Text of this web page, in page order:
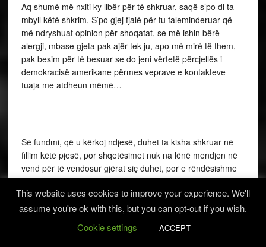
Aq shumë më nxiti ky libër për të shkruar, saqë s’po di ta
mbyll këtë shkrim, S’po gjej fjalë për tu faleminderuar që
më ndryshuat opinion për shoqatat, se më ishin bërë
alergji, mbase gjeta pak ajër tek ju, apo më mirë të them,
pak besim për të besuar se do jeni vërtetë përcjellës i
demokracisë amerikane përmes veprave e kontakteve
tuaja me atdheun mëmë…
Së fundmi, që u kërkoj ndjesë, duhet ta kisha shkruar në
fillim këtë pjesë, por shqetësimet nuk na lënë mendjen në
vend për të vendosur gjërat siç duhet, por e rëndësishme
është, që unë u kam ndjekur, si në aktivitete, si në
krijimtari, si në kontakte me individë të veçantë, duke
biseduar, marrë intervista, apo dhe kam qënë në përurime
krijimtarinë e disa prej anëtarëve të kësaj shoqate. Vlen të
This website uses cookies to improve your experience. We'll
assume you're ok with this, but you can opt-out if you wish.
Cookie settings
ACCEPT